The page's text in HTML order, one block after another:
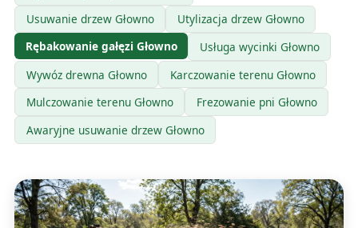
Usuwanie drzew Głowno
Utylizacja drzew Głowno
Rębakowanie gałęzi Głowno
Usługa wycinki Głowno
Wywóz drewna Głowno
Karczowanie terenu Głowno
Mulczowanie terenu Głowno
Frezowanie pni Głowno
Awaryjne usuwanie drzew Głowno